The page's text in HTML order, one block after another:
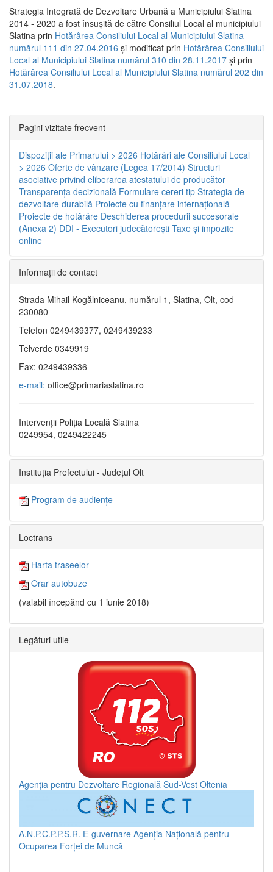
Strategia Integrată de Dezvoltare Urbană a Municipiului Slatina
2014 - 2020 a fost însuşită de către Consiliul Local al municipiului
Slatina prin Hotărârea Consiliului Local al Municipiului Slatina
numărul 111 din 27.04.2016 și modificat prin Hotărârea Consiliului
Local al Municipiului Slatina numărul 310 din 28.11.2017 și prin
Hotărârea Consiliului Local al Municipiului Slatina numărul 202 din
31.07.2018.
Pagini vizitate frecvent
Dispoziţii ale Primarului > 2026 Hotărâri ale Consiliului Local
> 2026 Oferte de vânzare (Legea 17/2014) Structuri
asociative privind eliberarea atestatului de producător
Transparenţa decizională Formulare cereri tip Strategia de
dezvoltare durabilă Proiecte cu finanţare internaţională
Proiecte de hotărâre Deschiderea procedurii succesorale
(Anexa 2) DDI - Executori judecătorești Taxe şi impozite
online
Informaţii de contact
Strada Mihail Kogălniceanu, numărul 1, Slatina, Olt, cod
230080
Telefon 0249439377, 0249439233
Telverde 0349919
Fax: 0249439336
e-mail: office@primariaslatina.ro
Intervenții Poliția Locală Slatina
0249954, 0249422245
Instituția Prefectului - Județul Olt
Program de audiențe
Loctrans
Harta traseelor
Orar autobuze
(valabil începând cu 1 iunie 2018)
Legături utile
Agenția pentru Dezvoltare Regională Sud-Vest Oltenia
A.N.P.C.P.P.S.R. E-guvernare Agenția Națională pentru
Ocuparea Forței de Muncă